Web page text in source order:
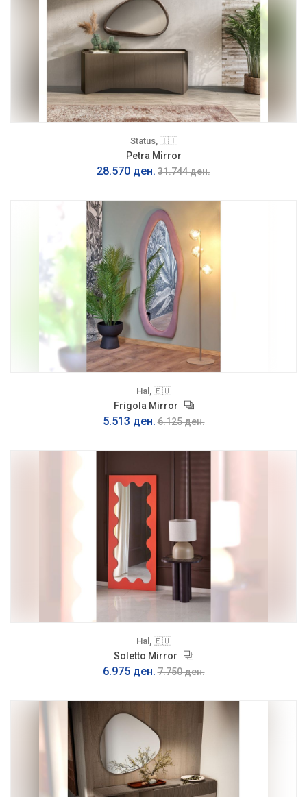
Status, 🇮🇹
Petra Mirror
28.570 ден. 31.744 ден.
Hal, 🇪🇺
Frigola Mirror
5.513 ден. 6.125 ден.
Hal, 🇪🇺
Soletto Mirror
6.975 ден. 7.750 ден.